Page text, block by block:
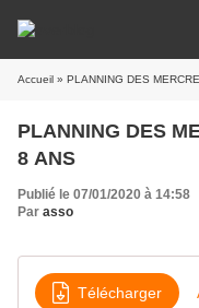
Accueil » PLANNING DES
PLANNING DES
8 ANS
Publié le 07/01/2020 à 14:58
Par asso
Télécharger